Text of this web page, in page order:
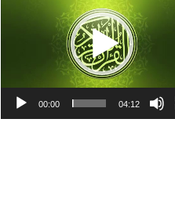
00:00 04:12